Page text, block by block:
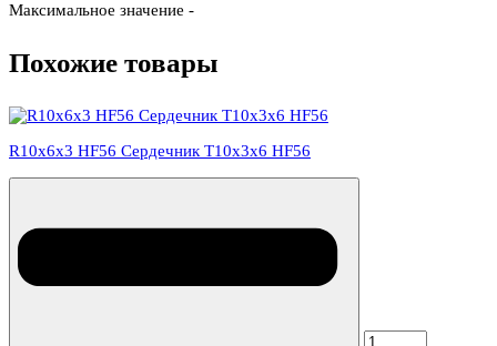
Максимальное значение -
Похожие товары
R10x6x3 HF56 Сердечник T10x3x6 HF56